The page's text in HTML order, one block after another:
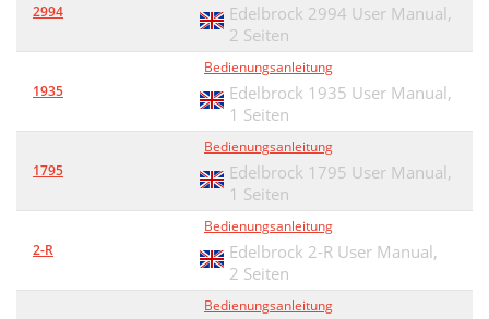
2994
Edelbrock 2994 User Manual,
2 Seiten
1935
Bedienungsanleitung
Edelbrock 1935 User Manual,
1 Seiten
1795
Bedienungsanleitung
Edelbrock 1795 User Manual,
1 Seiten
2-R
Bedienungsanleitung
Edelbrock 2-R User Manual,
2 Seiten
Bedienungsanleitung